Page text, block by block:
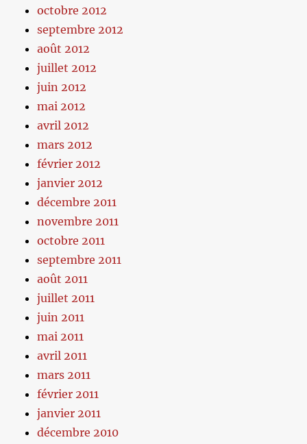
octobre 2012
septembre 2012
août 2012
juillet 2012
juin 2012
mai 2012
avril 2012
mars 2012
février 2012
janvier 2012
décembre 2011
novembre 2011
octobre 2011
septembre 2011
août 2011
juillet 2011
juin 2011
mai 2011
avril 2011
mars 2011
février 2011
janvier 2011
décembre 2010